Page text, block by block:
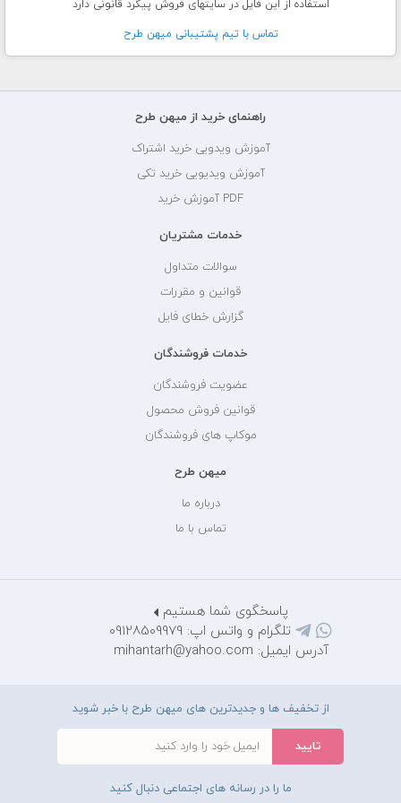
استفاده از این فایل در سایتهای فروش پیگرد قانونی دارد
تماس با تيم پشتيبانی ميهن طرح
راهنمای خرید از میهن طرح
آموزش ویدویی خرید اشتراک
آموزش ویدیویی خرید تکی
PDF آموزش خرید
خدمات مشتریان
سوالات متداول
قوانین و مقررات
گزارش خطای فایل
خدمات فروشندگان
عضویت فروشندگان
قوانین فروش محصول
موکاپ های فروشندگان
میهن طرح
درباره ما
تماس با ما
پاسخگوی شما هستیم
تلگرام و واتس اپ: 09128509979
آدرس ایمیل: mihantarh@yahoo.com
از تخفیف ها و جدیدترین های میهن طرح با خبر شوید
ما را در رسانه های اجتماعی دنبال کنید